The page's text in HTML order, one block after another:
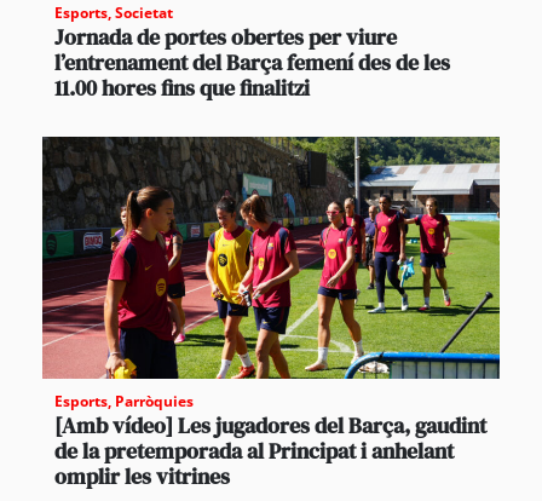
Esports,Societat
Jornada de portes obertes per viure
l’entrenament del Barça femení des de les
11.00 hores fins que finalitzi
Esports, Parròquies
[Amb vídeo] Les jugadores del Barça, gaudint
de la pretemporada al Principat i anhelant
omplir les vitrines